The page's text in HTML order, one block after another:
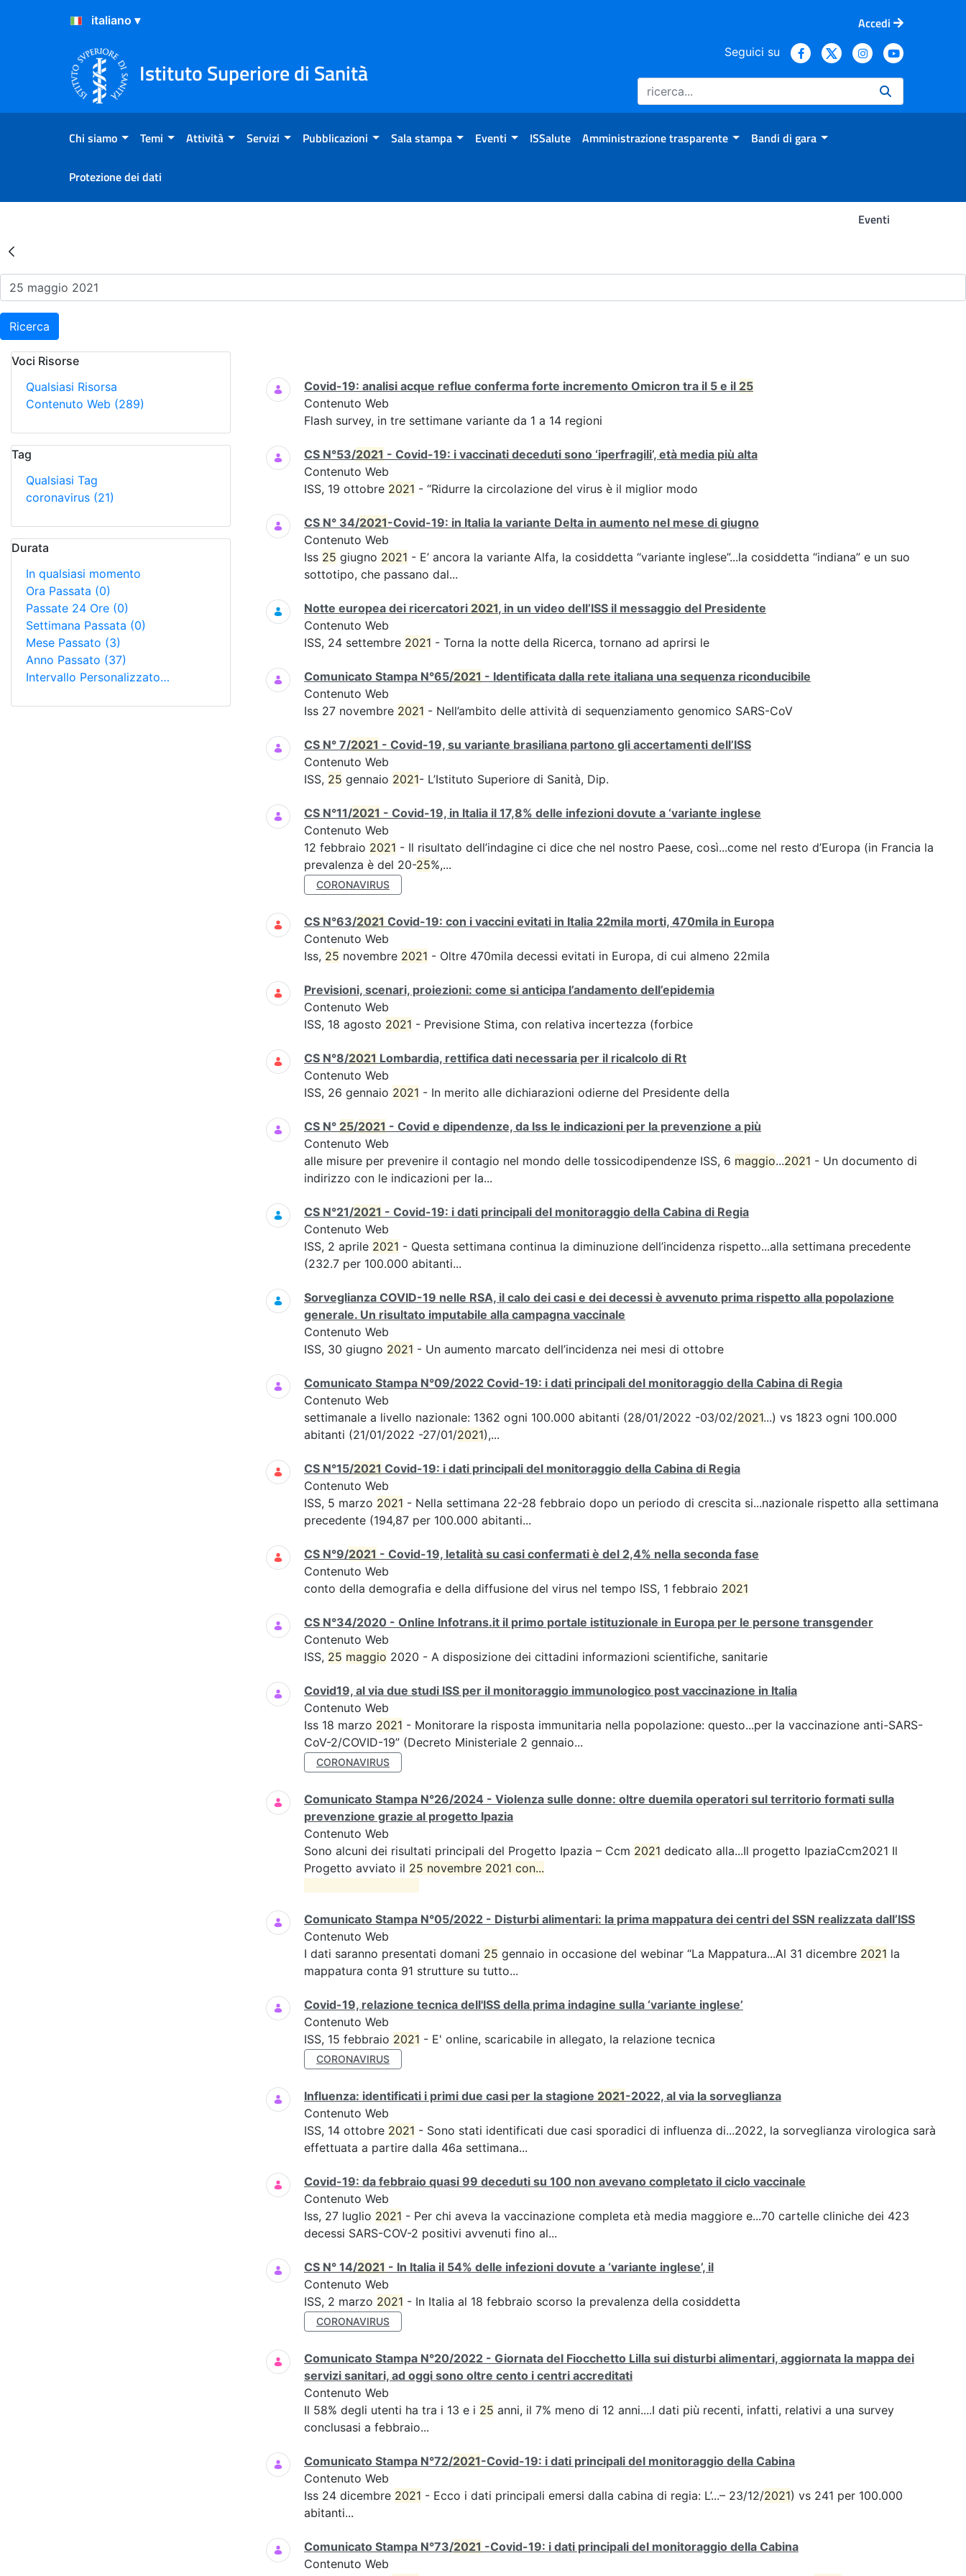
Salta al Contenuto
Salta al Footer
Accedi
Istituto Superiore di Sanità
Seguici su
Chi siamo Temi Attività Servizi Pubblicazioni Sala stampa Eventi ISSalute Amministrazione trasparente Bandi di gara
Protezione dei dati
Eventi
Risultati della Ricerca - Eventi
Ricerca
Voci Risorse
Qualsiasi Risorsa
Contenuto Web (289)
Tag
Qualsiasi Tag
coronavirus (21)
Durata
In qualsiasi momento
Ora Passata (0)
Passate 24 Ore (0)
Settimana Passata (0)
Mese Passato (3)
Anno Passato (37)
Intervallo Personalizzato…
Ricerca
Covid-19: analisi acque reflue conferma forte incremento Omicron tra il 5 e il 25
Contenuto Web
Flash survey, in tre settimane variante da 1 a 14 regioni
CS N°53/2021 - Covid-19: i vaccinati deceduti sono ‘iperfragili’, età media più alta
Contenuto Web
ISS, 19 ottobre 2021 - “Ridurre la circolazione del virus è il miglior modo
CS N° 34/2021-Covid-19: in Italia la variante Delta in aumento nel mese di giugno
Contenuto Web
Iss 25 giugno 2021 - E’ ancora la variante Alfa, la cosiddetta “variante inglese”...la cosiddetta “indiana” e un suo
sottotipo, che passano dal...
Notte europea dei ricercatori 2021, in un video dell’ISS il messaggio del Presidente
Contenuto Web
ISS, 24 settembre 2021 - Torna la notte della Ricerca, tornano ad aprirsi le
Comunicato Stampa N°65/2021 - Identificata dalla rete italiana una sequenza riconducibile
Contenuto Web
Iss 27 novembre 2021 - Nell’ambito delle attività di sequenziamento genomico SARS-CoV
CS N° 7/2021 - Covid-19, su variante brasiliana partono gli accertamenti dell’ISS
Contenuto Web
ISS, 25 gennaio 2021- L’Istituto Superiore di Sanità, Dip.
CS N°11/2021 - Covid-19, in Italia il 17,8% delle infezioni dovute a ‘variante inglese
Contenuto Web
12 febbraio 2021 - Il risultato dell’indagine ci dice che nel nostro Paese, così...come nel resto d’Europa (in Francia la
prevalenza è del 20-25%,...
CORONAVIRUS
CS N°63/2021 Covid-19: con i vaccini evitati in Italia 22mila morti, 470mila in Europa
Contenuto Web
Iss, 25 novembre 2021 - Oltre 470mila decessi evitati in Europa, di cui almeno 22mila
Previsioni, scenari, proiezioni: come si anticipa l’andamento dell’epidemia
Contenuto Web
ISS, 18 agosto 2021 - Previsione Stima, con relativa incertezza (forbice
CS N°8/2021 Lombardia, rettifica dati necessaria per il ricalcolo di Rt
Contenuto Web
ISS, 26 gennaio 2021 - In merito alle dichiarazioni odierne del Presidente della
CS N° 25/2021 - Covid e dipendenze, da Iss le indicazioni per la prevenzione a più
Contenuto Web
alle misure per prevenire il contagio nel mondo delle tossicodipendenze ISS, 6 maggio...2021 - Un documento di
indirizzo con le indicazioni per la...
CS N°21/2021 - Covid-19: i dati principali del monitoraggio della Cabina di Regia
Contenuto Web
ISS, 2 aprile 2021 - Questa settimana continua la diminuzione dell’incidenza rispetto...alla settimana precedente
(232.7 per 100.000 abitanti...
Sorveglianza COVID-19 nelle RSA, il calo dei casi e dei decessi è avvenuto prima rispetto alla popolazione
generale. Un risultato imputabile alla campagna vaccinale
Contenuto Web
ISS, 30 giugno 2021 - Un aumento marcato dell’incidenza nei mesi di ottobre
Comunicato Stampa N°09/2022 Covid-19: i dati principali del monitoraggio della Cabina di Regia
Contenuto Web
settimanale a livello nazionale: 1362 ogni 100.000 abitanti (28/01/2022 -03/02/2021...) vs 1823 ogni 100.000
abitanti (21/01/2022 -27/01/2021),...
CS N°15/2021 Covid-19: i dati principali del monitoraggio della Cabina di Regia
Contenuto Web
ISS, 5 marzo 2021 - Nella settimana 22-28 febbraio dopo un periodo di crescita si...nazionale rispetto alla settimana
precedente (194,87 per 100.000 abitanti...
CS N°9/2021 - Covid-19, letalità su casi confermati è del 2,4% nella seconda fase
Contenuto Web
conto della demografia e della diffusione del virus nel tempo ISS, 1 febbraio 2021
CS N°34/2020 - Online Infotrans.it il primo portale istituzionale in Europa per le persone transgender
Contenuto Web
ISS, 25 maggio 2020 - A disposizione dei cittadini informazioni scientifiche, sanitarie
Covid19, al via due studi ISS per il monitoraggio immunologico post vaccinazione in Italia
Contenuto Web
Iss 18 marzo 2021 - Monitorare la risposta immunitaria nella popolazione: questo...per la vaccinazione anti-SARS-
CoV-2/COVID-19” (Decreto Ministeriale 2 gennaio...
CORONAVIRUS
Comunicato Stampa N°26/2024 - Violenza sulle donne: oltre duemila operatori sul territorio formati sulla
prevenzione grazie al progetto Ipazia
Contenuto Web
Sono alcuni dei risultati principali del Progetto Ipazia – Ccm 2021 dedicato alla...Il progetto IpaziaCcm2021 Il
Progetto avviato il 25 novembre 2021 con...
Comunicato Stampa N°05/2022 - Disturbi alimentari: la prima mappatura dei centri del SSN realizzata dall’ISS
Contenuto Web
I dati saranno presentati domani 25 gennaio in occasione del webinar “La Mappatura...Al 31 dicembre 2021 la
mappatura conta 91 strutture su tutto...
Covid-19, relazione tecnica dell'ISS della prima indagine sulla ‘variante inglese’
Contenuto Web
ISS, 15 febbraio 2021 - E' online, scaricabile in allegato, la relazione tecnica
CORONAVIRUS
Influenza: identificati i primi due casi per la stagione 2021-2022, al via la sorveglianza
Contenuto Web
ISS, 14 ottobre 2021 - Sono stati identificati due casi sporadici di influenza di...2022, la sorveglianza virologica sarà
effettuata a partire dalla 46a settimana...
Covid-19: da febbraio quasi 99 deceduti su 100 non avevano completato il ciclo vaccinale
Contenuto Web
Iss, 27 luglio 2021 - Per chi aveva la vaccinazione completa età media maggiore e...70 cartelle cliniche dei 423
decessi SARS-COV-2 positivi avvenuti fino al...
CS N° 14/2021 - In Italia il 54% delle infezioni dovute a ‘variante inglese’, il
Contenuto Web
ISS, 2 marzo 2021 - In Italia al 18 febbraio scorso la prevalenza della cosiddetta
CORONAVIRUS
Comunicato Stampa N°20/2022 - Giornata del Fiocchetto Lilla sui disturbi alimentari, aggiornata la mappa dei
servizi sanitari, ad oggi sono oltre cento i centri accreditati
Contenuto Web
Il 58% degli utenti ha tra i 13 e i 25 anni, il 7% meno di 12 anni....I dati più recenti, infatti, relativi a una survey
conclusasi a febbraio...
Comunicato Stampa N°72/2021-Covid-19: i dati principali del monitoraggio della Cabina
Contenuto Web
Iss 24 dicembre 2021 - Ecco i dati principali emersi dalla cabina di regia: L’...– 23/12/2021) vs 241 per 100.000
abitanti...
Comunicato Stampa N°73/2021 -Covid-19: i dati principali del monitoraggio della Cabina
Contenuto Web